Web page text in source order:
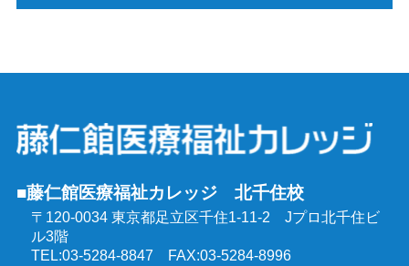
介護予防運動指導員養成講座
行動援護従業者養成研修
強度行動障害支援者養成研修
同行援護従業者養成研修
社会福祉士受験対策講座（通学コース）
精神保健福祉士受験対策講座（通学コース）
介護福祉士受験対策講座（オンラインコース）
■藤仁館医療福祉カレッジ 北千住校
〒120-0034 東京都足立区千住1-11-2 Jプロ北千住ビ
ル3階
TEL:03-5284-8847 FAX:03-5284-8996